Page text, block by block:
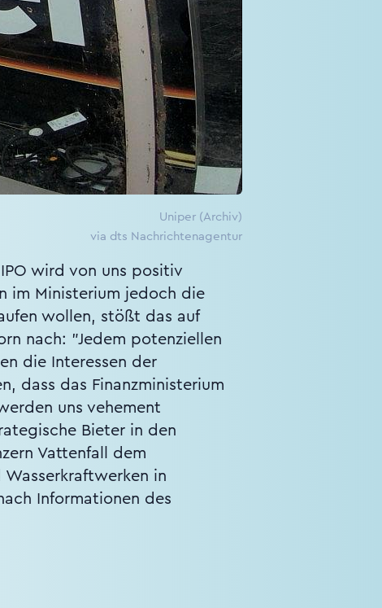
Uniper (Archiv)
via dts Nachrichtenagentur
wird von uns positiv
im Ministerium jedoch die
wollen, stößt das auf
nach: "Jedem potenziellen
die Interessen der
dass das Finanzministerium
uns vehement
Bieter in den
Vattenfall dem
in
Informationen des